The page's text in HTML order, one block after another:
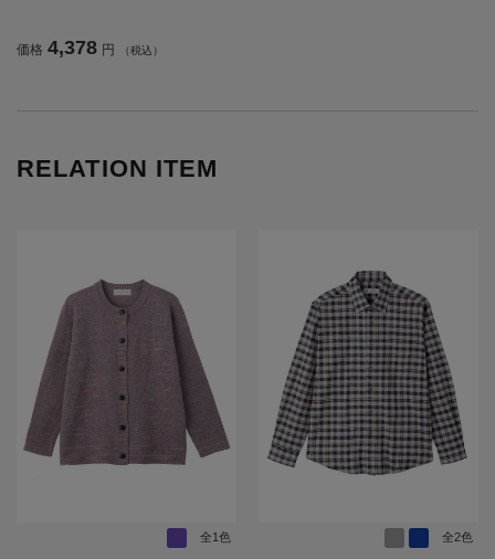
レゼント 【CF】
価格 4,378 円 （税込）
RELATION ITEM
全1色 全2色